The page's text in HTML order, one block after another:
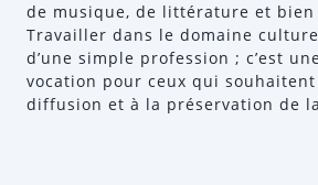
de musique, de littérature et bien
Travailler dans le domaine
d’une simple profession ; c’est
vocation pour ceux qui
diffusion et à la préservation de